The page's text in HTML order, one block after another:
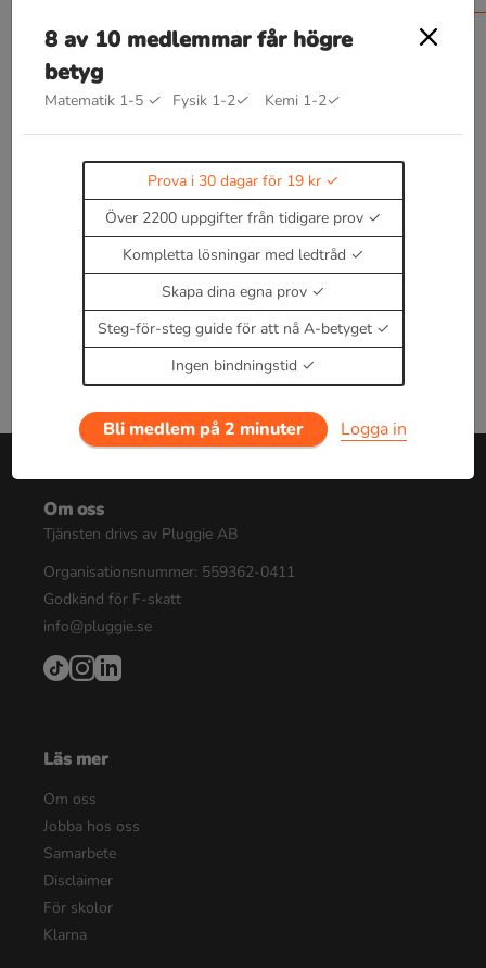
Bra att kunna inom förbränning
Kommer snart!
Enbart medlemmar kan kommentera.Prova i 30
dagar för 19 kr.
ellerBli medlem nu
8 av 10 medlemmar får högre
betyg
Matematik 1-5 ✓ Fysik 1-2✓ Kemi 1-2✓
Prova i 30 dagar för 19 kr
Över 2200 uppgifter från tidigare prov
Kompletta lösningar med ledtråd
Skapa dina egna prov
Steg-för-steg guide för att nå A-betyget
Ingen bindningstid
Bli medlem på 2 minuter Logga in
Om oss
Tjänsten drivs av Pluggie AB
Organisationsnummer: 559362-0411
Godkänd för F-skatt
info@pluggie.se
Läs mer
Om oss
Jobba hos oss
Samarbete
Disclaimer
För skolor
Klarna